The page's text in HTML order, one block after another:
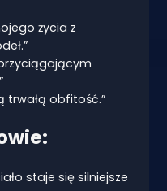
życia z
trwałą obfitość.”
staje się silniejsze